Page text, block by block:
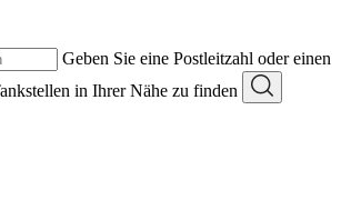
Geben Sie eine Postleitzahl oder einen
in Ihrer Nähe zu finden